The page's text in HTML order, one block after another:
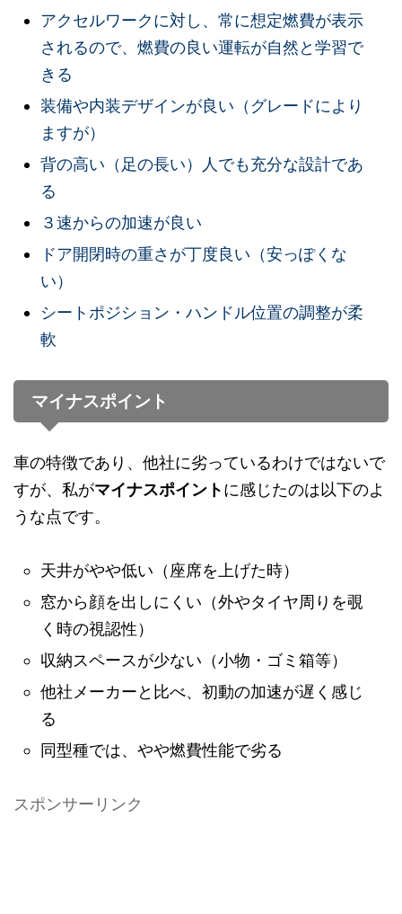
アクセルワークに対し、常に想定燃費が表示
されるので、燃費の良い運転が自然と学習で
きる
装備や内装デザインが良い（グレードにより
ますが）
背の高い（足の長い）人でも充分な設計であ
る
３速からの加速が良い
ドア開閉時の重さが丁度良い（安っぽくな
い）
シートポジション・ハンドル位置の調整が柔
軟
マイナスポイント
車の特徴であり、他社に劣っているわけではないで
すが、私がマイナスポイントに感じたのは以下のよ
うな点です。
天井がやや低い（座席を上げた時）
窓から顔を出しにくい（外やタイヤ周りを覗
く時の視認性）
収納スペースが少ない（小物・ゴミ箱等）
他社メーカーと比べ、初動の加速が遅く感じ
る
同型種では、やや燃費性能で劣る
スポンサーリンク